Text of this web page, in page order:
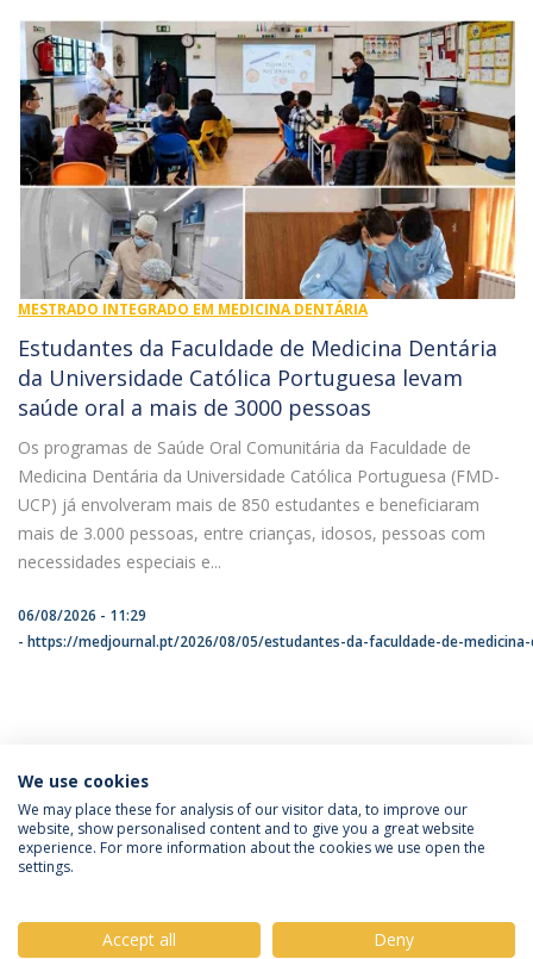
MESTRADO INTEGRADO EM MEDICINA DENTÁRIA
Estudantes da Faculdade de Medicina Dentária
da Universidade Católica Portuguesa levam
saúde oral a mais de 3000 pessoas
Os programas de Saúde Oral Comunitária da Faculdade de
Medicina Dentária da Universidade Católica Portuguesa (FMD-
UCP) já envolveram mais de 850 estudantes e beneficiaram
mais de 3.000 pessoas, entre crianças, idosos, pessoas com
necessidades especiais e...
06/08/2026 - 11:29
https://medjournal.pt/2026/08/05/estudantes-da-faculdade-de-
ÚLTIMAS NOTÍCIAS
Política de Privacidade
Termos & Condições
We use cookies
We may place these for analysis of our visitor data, to improve our
website, show personalised content and to give you a great website
experience. For more information about the cookies we use open the
settings.
Accept all Deny